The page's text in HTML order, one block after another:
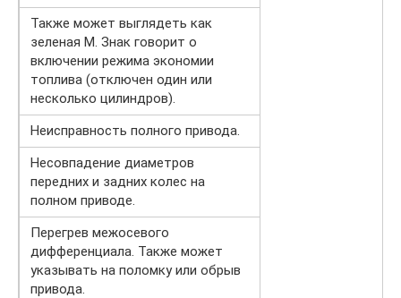
Также может выглядеть как
зеленая М. Знак говорит о
включении режима экономии
топлива (отключен один или
несколько цилиндров).
Неисправность полного привода.
Несовпадение диаметров
передних и задних колес на
полном приводе.
Перегрев межосевого
дифференциала. Также может
указывать на поломку или обрыв
привода.